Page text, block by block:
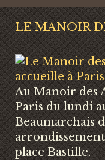
LE MANOIR
Au Manoir des
Paris du lundi
Beaumarchais
place Bastille.